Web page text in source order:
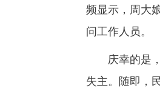
频显示，周大
问工作人员。
庆幸的是，
失主。随即，